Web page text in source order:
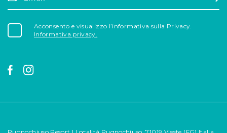
Acconsento e visualizzo l’informativa sulla Privacy.
Informativa privacy.